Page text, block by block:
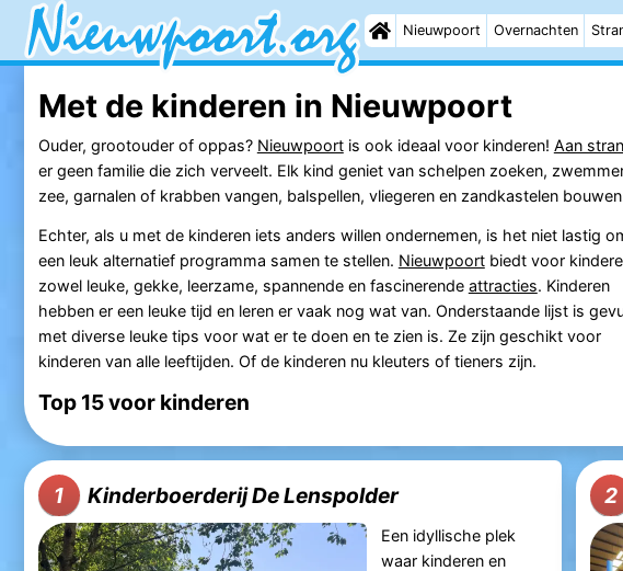
Nieuwpoort Overnachten
Met de kinderen in Nieuwpoort
Ouder, grootouder of oppas? Nieuwpoortis ook ideaal voor kinderen! Aan
er geen familie die zich verveelt. Elk kind geniet van schelpen zoeken,
zee, garnalen of krabben vangen, balspellen, vliegeren en zandkastelen
Echter, als u met de kinderen iets anders willen ondernemen, is het niet lastig
een leuk alternatief programma samen te stellen. Nieuwpoortbiedt voor
zowel leuke, gekke, leerzame, spannende en fascinerende attracties. Kinderen
hebben er een leuke tijd en leren er vaak nog wat van. Onderstaande lijst is
met diverse leuke tips voor wat er te doen en te zien is. Ze zijn geschikt voor
kinderen van alle leeftijden. Of de kinderen nu kleuters of tieners zijn.
Top 15 voor kinderen
1 Kinderboerderij De Lenspolder
Een idyllische plek
waar kinderen en
2